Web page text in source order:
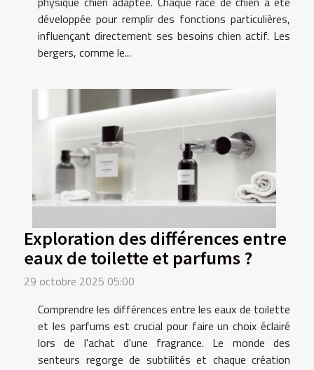
développée pour remplir des fonctions particulières,
influençant directement ses besoins chien actif. Les
bergers, comme le...
Exploration des différences entre
eaux de toilette et parfums ?
29 octobre 2025 05:00
Comprendre les différences entre les eaux de toilette
et les parfums est crucial pour faire un choix éclairé
lors de l'achat d'une fragrance. Le monde des
senteurs regorge de subtilités et chaque création